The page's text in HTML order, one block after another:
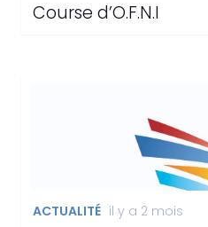
Course d’O.F.N.I
ACTUALITÉ il y a 2 mois